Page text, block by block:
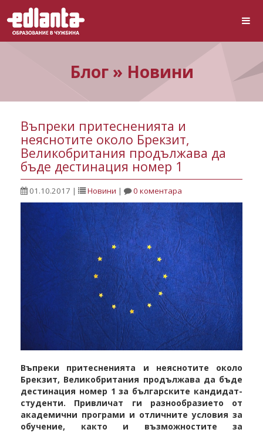
Блог » Новини
Въпреки притесненията и
неяснотите около Брекзит,
Великобритания продължава да
бъде дестинация номер 1
01.10.2017 | Новини | 0 коментара
Въпреки притесненията и неяснотите около
Брекзит, Великобритания продължава да бъде
дестинация номер 1 за българските кандидат-
студенти. Привличат ги разнообразието от
академични програми и отличните условия за
обучение, както и възможностите за